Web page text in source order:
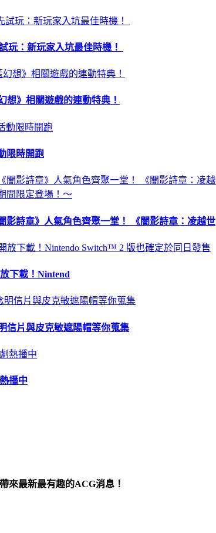
玩：新玩家入坑最佳時機！
想》相關遊戲的連動特典！
限時開跑
影詩章》人氣角色齊聚一堂！ 《闇影詩章：凌越世
下載！Nintend
信片與皮克敏遮陽帽等你蒐集
播中
來最新最有趣的ACG消息！